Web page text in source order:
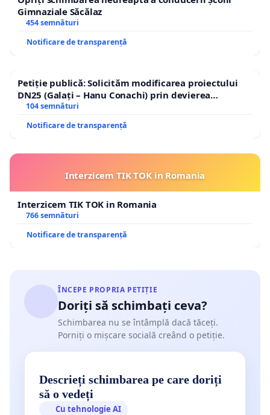
Gimnaziale Săcălaz
454 semnături
Notificare de transparență
Petiție publică: Solicităm modificarea proiectului
DN25 (Galați – Hanu Conachi) prin devierea
traseului în afara localităților!
104 semnături
Notificare de transparență
Interzicem TIK TOK in Romania
Interzicem TIK TOK in Romania
766 semnături
Notificare de transparență
ÎNCEPE PROPRIA PETIȚIE
Doriți să schimbați ceva?
Schimbarea nu se întâmplă dacă tăceți.
Porniți o mișcare socială creând o petiție.
Descrieți schimbarea pe care doriți
să o vedeți
Cu tehnologie AI